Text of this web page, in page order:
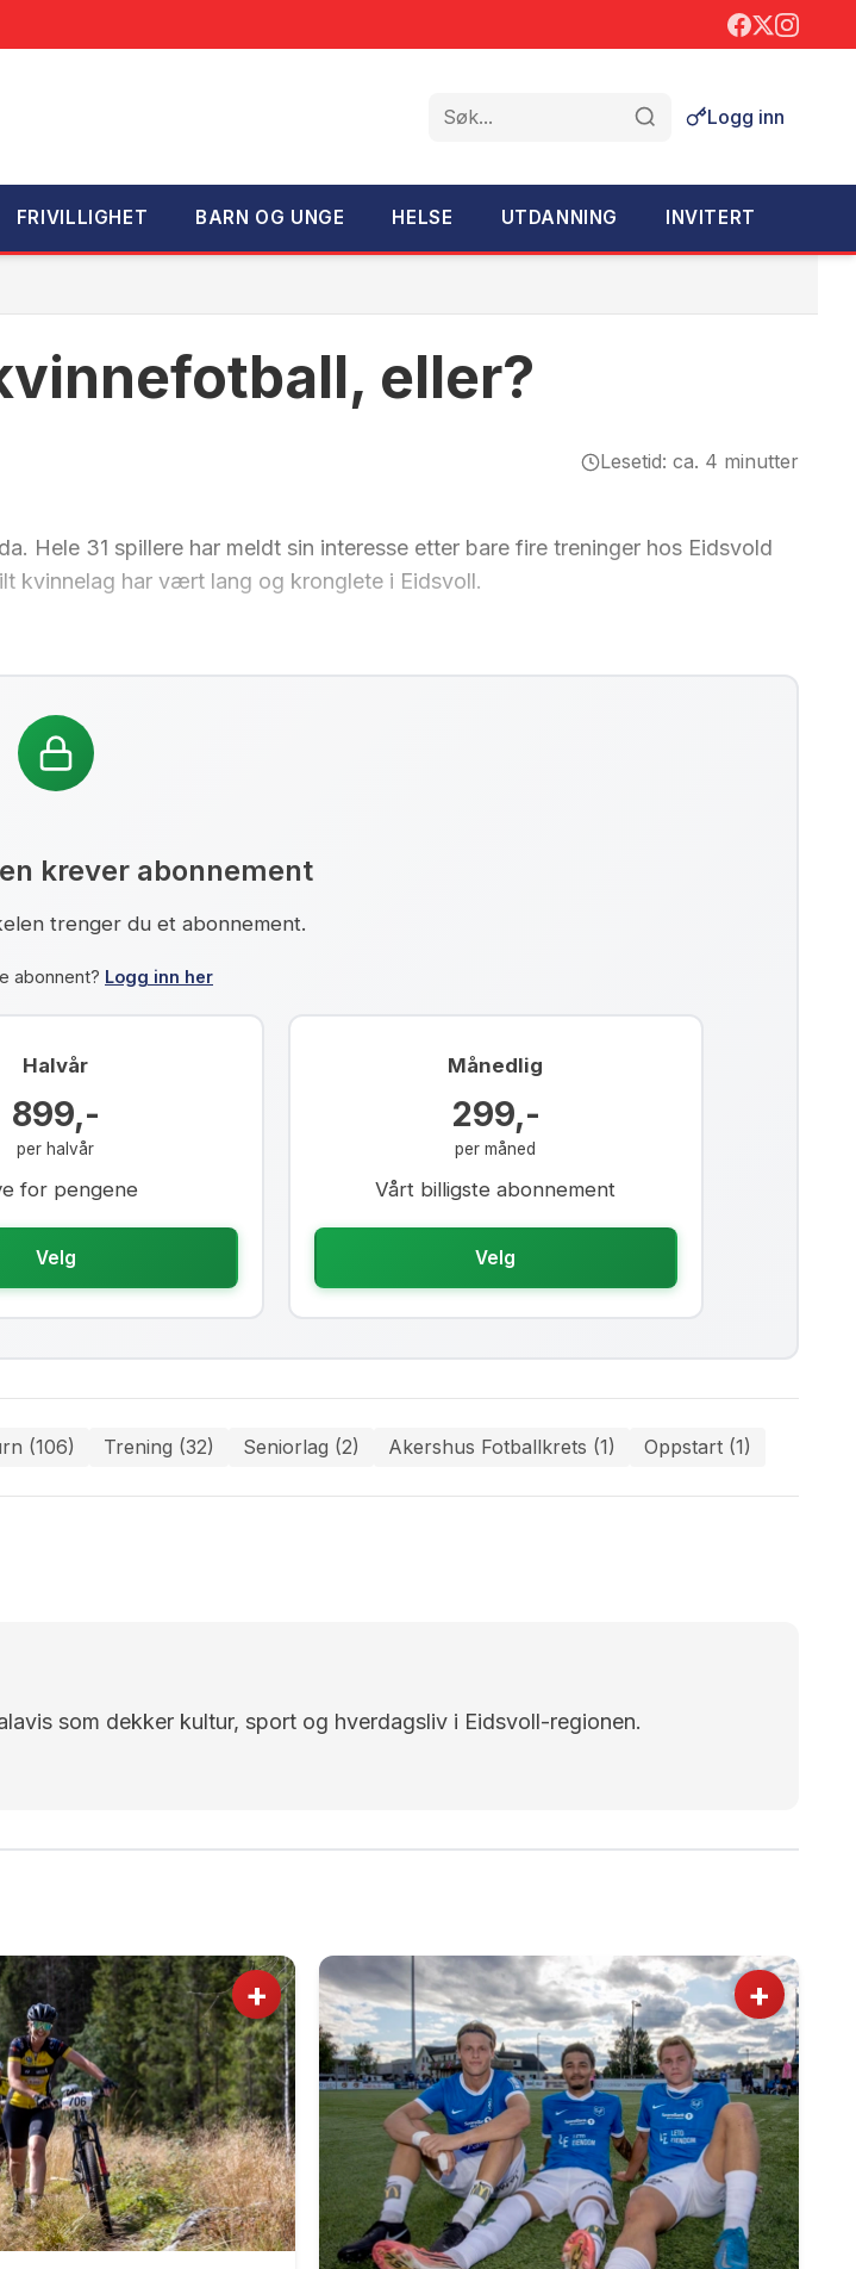
Søk
Logg inn
FRIVILLIGHET BARN OG UNGE HELSE UTDANNING INVITERT
eller?
Lesetid: ca. 4 minutter
Hele 31 spillere har meldt sin interesse etter bare fire treninger hos Eidsvold
kvinnelag har vært lang og kronglete i Eidsvoll.
krever abonnement
trenger du et abonnement.
abonnent? Logg inn her
Halvår
899,-
per halvår
for pengene
Velg
Månedlig
299,-
per måned
Vårt billigste abonnement
Velg
(106) Trening (32) Seniorlag (2) Akershus Fotballkrets (1) Oppstart (1)
som dekker kultur, sport og hverdagsliv i Eidsvoll-regionen.
+ +